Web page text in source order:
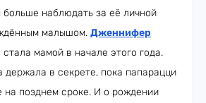
наблюдать за её личной
малышом. Дженнифер
мамой в начале этого года.
держала в секрете, пока папарацци
на позднем сроке. И о рождении